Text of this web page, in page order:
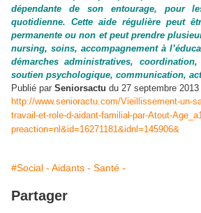
dépendante de son entourage, pour
quotidienne. Cette aide régulière peut
permanente ou non et peut prendre
nursing, soins, accompagnement à
démarches administratives,
soutien psychologique, communication,
Publié par Seniorsactu du 27 septembre 2013
http://www.senioractu.com/Vieillissement-un-
travail-et-role-d-aidant-familial-par-Atout-
preaction=nl&id=16271181&idnl=145906&
#Social - Aidants - Santé -
Partager